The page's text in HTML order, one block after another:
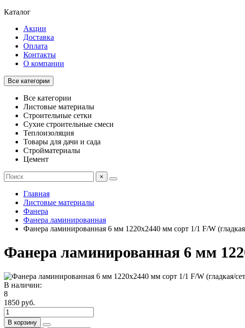
Каталог
Акции
Доставка
Оплата
Контакты
О компании
Все категории
Все категории
Листовые материалы
Строительные сетки
Сухие строительные смеси
Теплоизоляция
Товары для дачи и сада
Стройматериалы
Цемент
×
Главная
Листовые материалы
Фанера
Фанера ламинированная
Фанера ламинированная 6 мм 1220х2440 мм сорт 1/1 F/W
Фанера ламинированная 6 мм
В наличии:
8
1850 руб.
В корзину